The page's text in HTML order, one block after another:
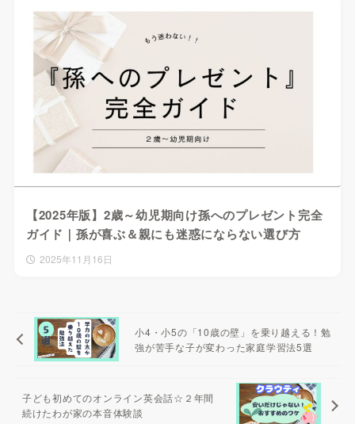
【2025年版】2歳～幼児期向け孫へのプレゼント完全
ガイド｜孫が喜ぶ＆親にも迷惑にならない選び方
2025年11月16日
小4・小5の「10歳の壁」を乗り越える！勉
強が苦手な子が変わった家庭学習法5選
子ども初めてのオンライン英会話☆２年間
続けたわが家の本音体験談